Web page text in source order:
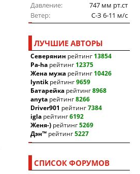
Давление
747 мм рт.ст
Ветер
C-З 6-11 м/c
ЛУЧШИЕ АВТОРЫ
Северянин рейтинг 13854
Pa-ha рейтинг 12375
Жена мужа рейтинг 10426
lyntikрейтинг9659
Батарейка рейтинг8968
anyta рейтинг8266
Driver901 рейтинг7384
igla рейтинг6192
Женя-) рейтинг5269
Дэн™ рейтинг5227
СПИСОК ФОРУМОВ